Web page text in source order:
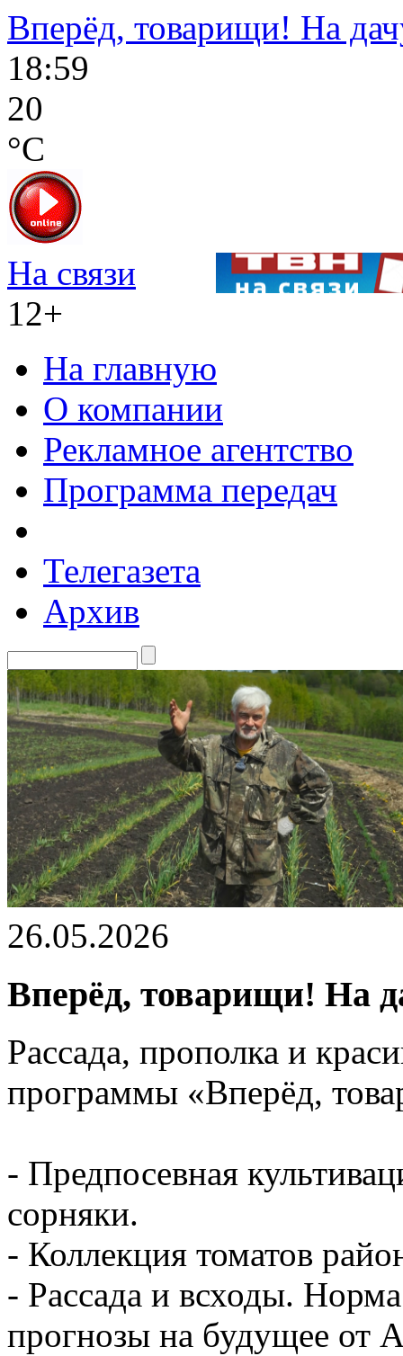
Вперёд, товарищи! На
18:59
20
°C
На связи
12+
На главную
О компании
Рекламное агентство
Программа передач
Телегазета
Архив
26.05.2026
Вперёд, товарищи! На
Рассада, прополка и
программы «Вперёд,
- Предпосевная
сорняки.
- Коллекция томатов
- Рассада и всходы.
прогнозы на будущее от